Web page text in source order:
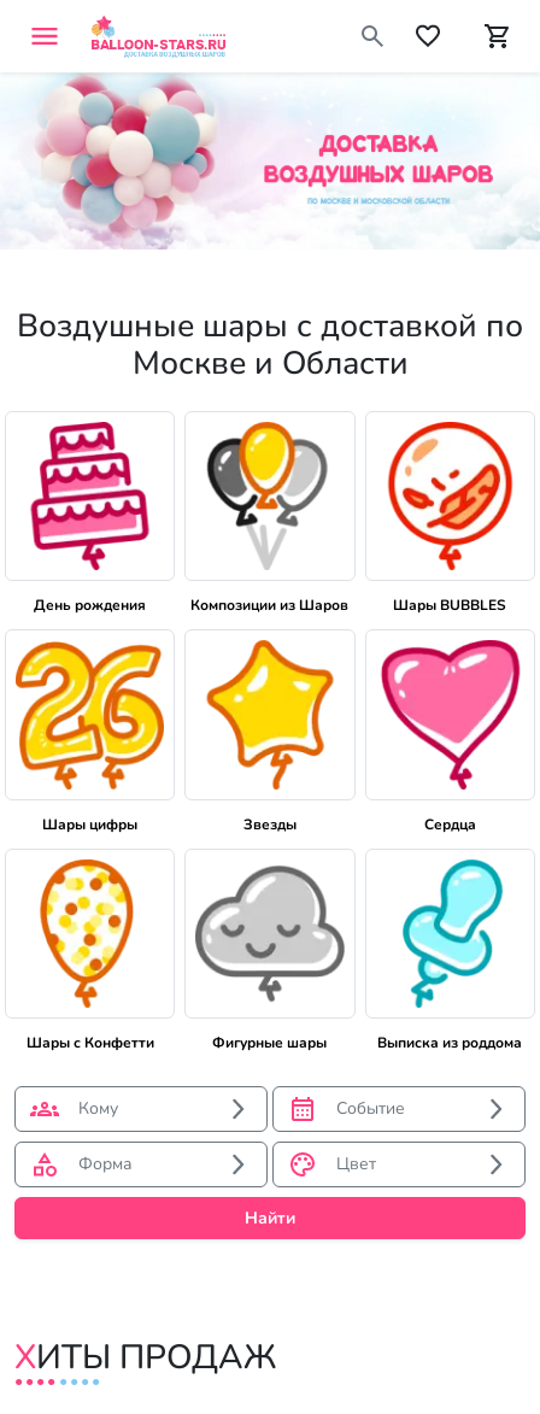
Воздушные шары с доставкой по
Москве и Области
День рождения Композиции из Шаров Шары BUBBLES
Шары цифры Звезды Сердца
Шары с Конфетти Фигурные шары Выписка из роддома
Кому Событие
Форма Цвет
Найти
ХИТЫ ПРОДАЖ